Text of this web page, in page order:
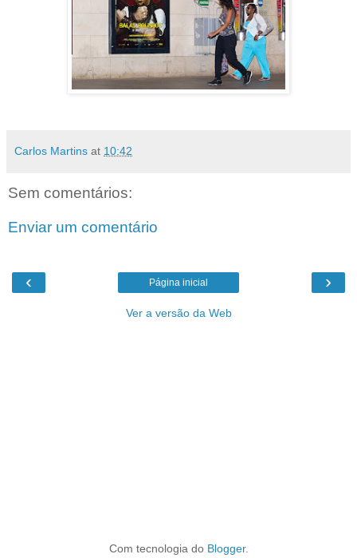
Carlos Martins at 10:42
Sem comentários:
Enviar um comentário
‹ ›
Página inicial
Ver a versão da Web
Com tecnologia do Blogger.